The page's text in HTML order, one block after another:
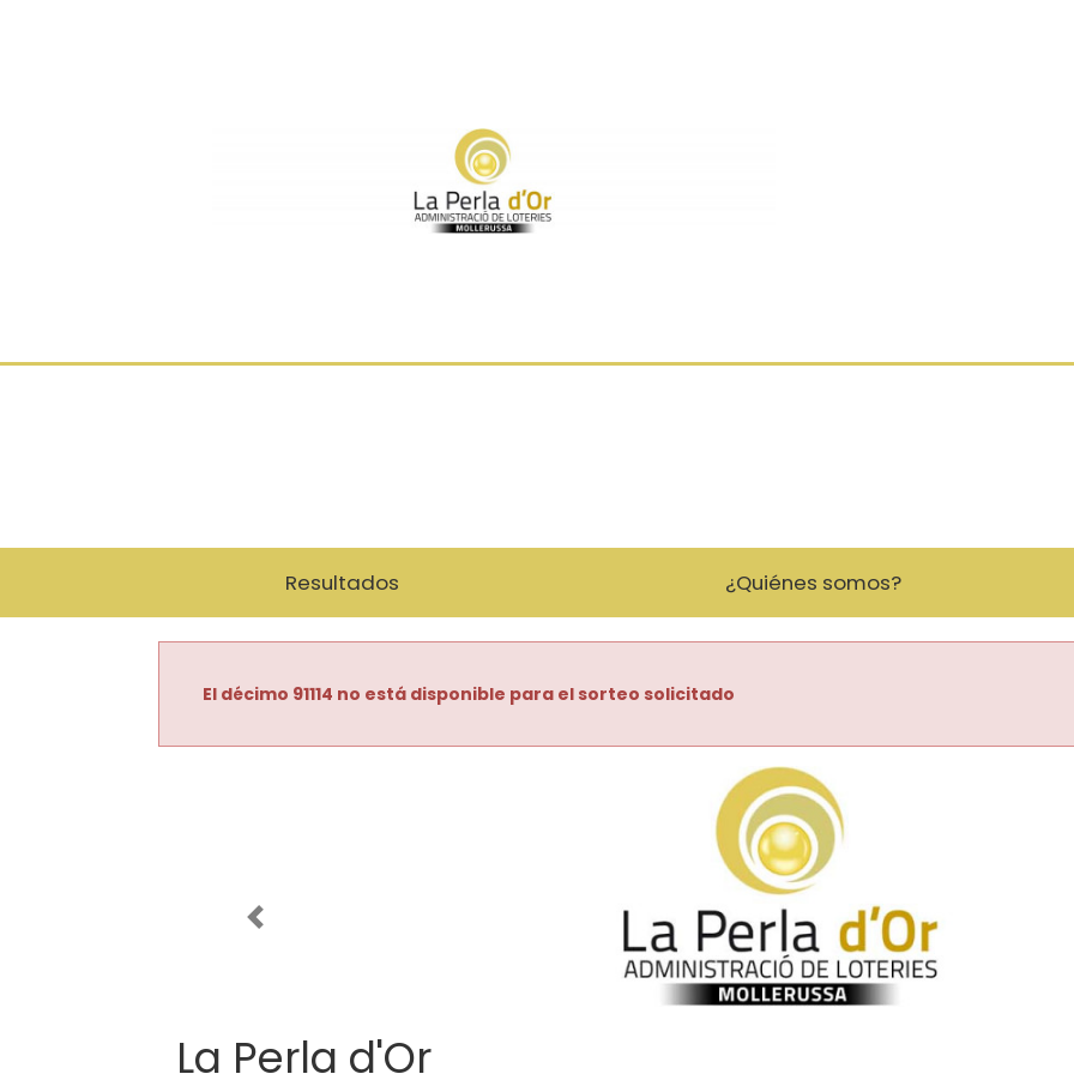
Resultados ¿Quiénes somos?
El décimo 91114 no está disponible para el sorteo solicitado
Imagen anterior
La Perla d'Or